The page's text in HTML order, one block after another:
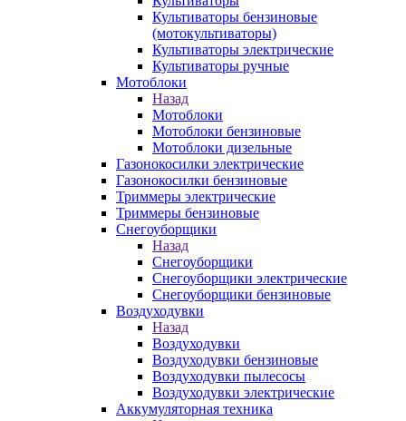
Культиваторы бензиновые
(мотокультиваторы)
Культиваторы электрические
Культиваторы ручные
Мотоблоки
Назад
Мотоблоки
Мотоблоки бензиновые
Мотоблоки дизельные
Газонокосилки электрические
Газонокосилки бензиновые
Триммеры электрические
Триммеры бензиновые
Снегоуборщики
Назад
Снегоуборщики
Снегоуборщики электрические
Снегоуборщики бензиновые
Воздуходувки
Назад
Воздуходувки
Воздуходувки бензиновые
Воздуходувки пылесосы
Воздуходувки электрические
Аккумуляторная техника